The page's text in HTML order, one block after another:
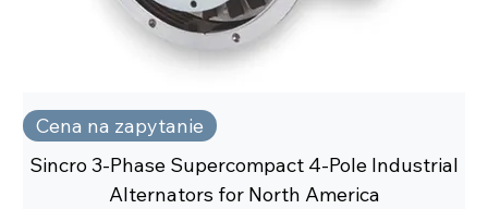
Cena na zapytanie
Sincro 3-Phase Supercompact 4-Pole Industrial
Alternators for North America